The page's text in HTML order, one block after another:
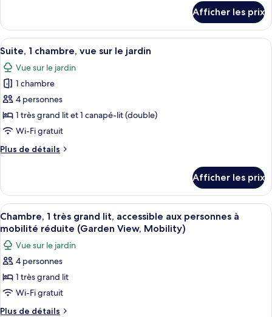
2
chambres,
accès
au
bar-
salon,
vue
sur
l’océan
(Napua)
Suite
majestueuse,
2
accès
au
salon,
vue
sur
l’océan
(Napua)
Afficher les prix
Afficher
toutes
les
photos
pour
ce
type
chambre :
chambre,
vue
sur
le
jardin
Une chambre d’hôtel comprenant
7
Suite, 1 chambre, vue sur le jardin
Vue sur le jardin
1 chambre
4 personnes
1 très grand lit et 1 canapé-lit (double)
Wi-Fi gratuit
Plus de détails
Plus
Suite,
chambre,
vue
le
jardin
Afficher les prix
Afficher
toutes
les
photos
pour
ce
type
de
Une chambre d’hôtel comprenant
3
Chambre, 1 très grand lit, accessible aux personnes à
mobilité réduite (Garden View, Mobility)
Vue sur le jardin
4 personnes
1 très grand lit
Wi-Fi gratuit
Plus de détails
Plus